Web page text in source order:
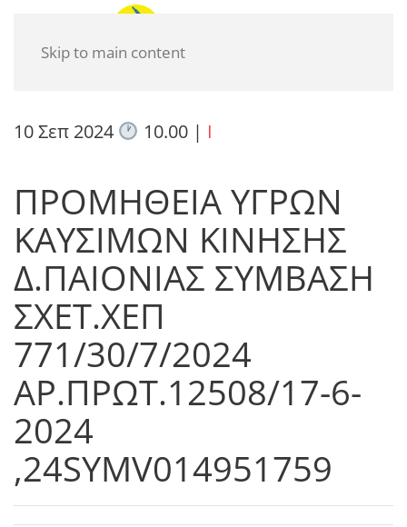
Skip to main content
10 Σεπ 2024 10.00| I
ΠΡΟΜΗΘΕΙΑ ΥΓΡΩΝ
ΚΑΥΣΙΜΩΝ ΚΙΝΗΣΗΣ
Δ.ΠΑΙΟΝΙΑΣ ΣΥΜΒΑΣΗ
ΣΧΕΤ.ΧΕΠ
771/30/7/2024
ΑΡ.ΠΡΩΤ.12508/17-6-
2024
,24SYMV014951759